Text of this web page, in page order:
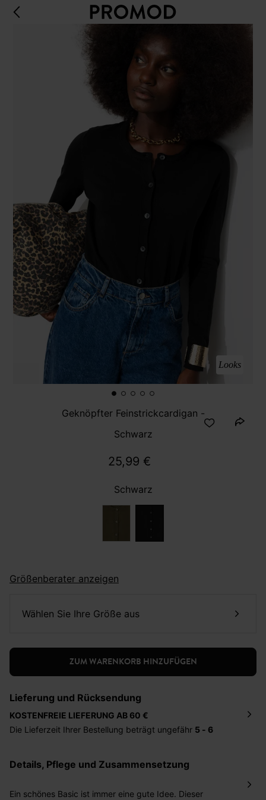
Looks
Geknöpfter Feinstrickcardigan -
Schwarz
25,99 €
Schwarz
Größenberater anzeigen
Wählen Sie Ihre Größe aus
ZUM WARENKORB HINZUFÜGEN
Lieferung und Rücksendung
KOSTENFREIE LIEFERUNG AB 60 €
Die Lieferzeit Ihrer Bestellung beträgt ungefähr 5 - 6
betragen 2,95 Euro bei einem Bestellwert von unter 60
Details, Pflege und Zusammensetzung
Ein schönes Basic ist immer eine gute Idee. Dieser